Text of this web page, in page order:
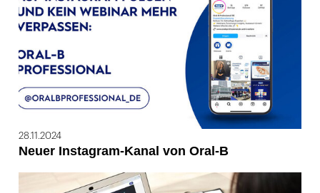
28.11.2024
Neuer Instagram-Kanal von Oral-B